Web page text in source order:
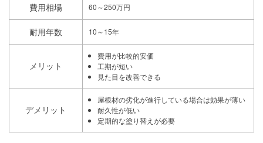
費用相場 60～250万円
耐用年数 10～15年
メリット
費用が比較的安価
工期が短い
見た目を改善できる
デメリット
屋根材の劣化が進行している場合は効果が薄い
耐久性が低い
定期的な塗り替えが必要